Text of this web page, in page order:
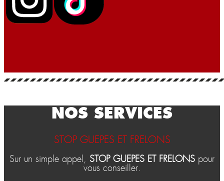
NOS SERVICES
STOP GUEPES ET FRELONS
Sur un simple appel, STOP GUEPES ET FRELONS pour
vous conseiller.